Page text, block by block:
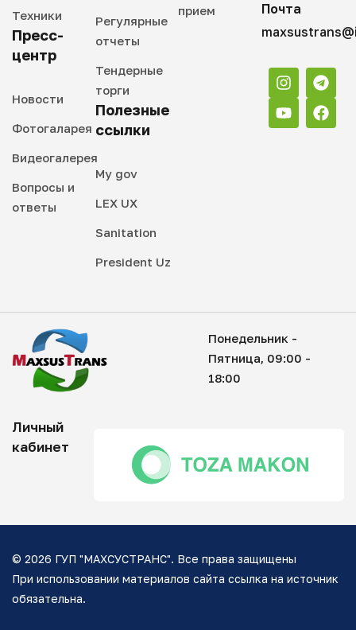
Техники
Пресс-
центр
Новости
Фотогаларея
Видеогалерея
Вопросы и
ответы
Регулярные
отчеты
Тендерные
торги
Полезные
ссылки
My gov
LEX UX
Sanitation
President Uz
прием
Почта
Понедельник -
Пятница, 09:00 -
18:00
Личный
кабинет
© 2026 ГУП "МАХСУСТРАНС". Все права защищены
При использовании материалов сайта ссылка на источник
обязательна.